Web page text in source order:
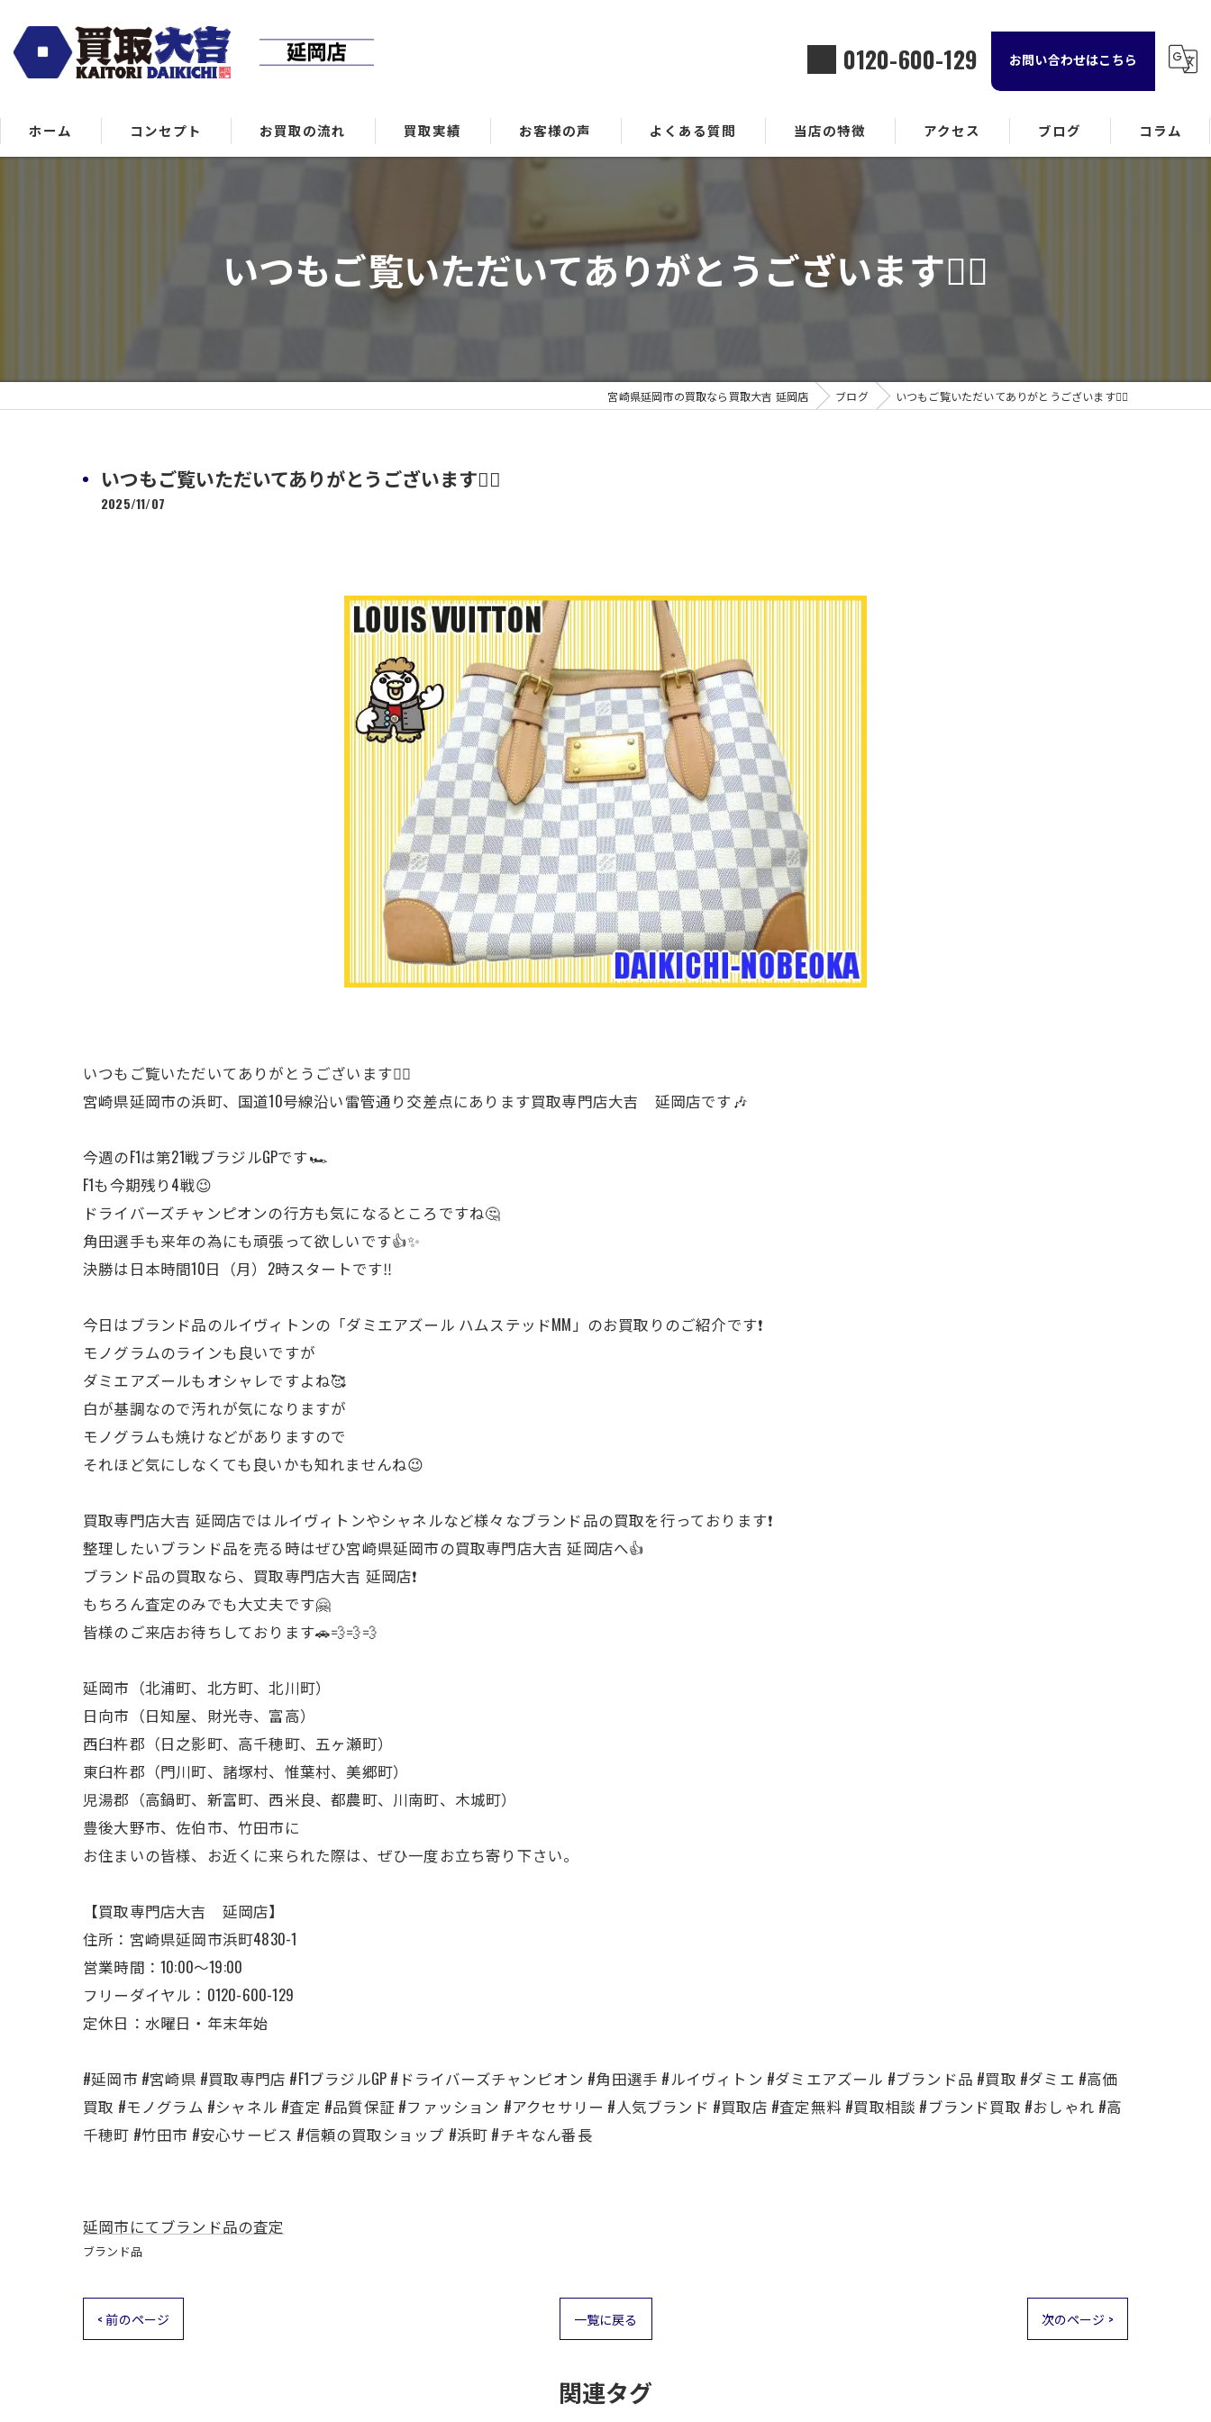
0120-600-129 お問い合わせはこちら
ホーム コンセプト お買取の流れ 買取実績 お客様の声 よくある質問 当店の特徴
時計
アクセス ブログ コラム
いつもご覧いただいてありがとうございます🙇‍♂️
宮崎県延岡市の買取なら買取大吉 延岡店 ブログ いつもご覧いただいてありがとうございます🙇‍♂️
いつもご覧いただいてありがとうございます🙇‍♂️
2025/11/07
いつもご覧いただいてありがとうございます🙇‍♂️
宮崎県延岡市の浜町、国道10号線沿い雷管通り交差点にあります買取専門店大吉 延岡店です🎶
今週のF1は第21戦ブラジルGPです🏎️
F1も今期残り4戦😉
ドライバーズチャンピオンの行方も気になるところですね🤔
角田選手も来年の為にも頑張って欲しいです👍✨
決勝は日本時間10日（月）2時スタートです‼️
今日はブランド品のルイヴィトンの「ダミエアズール ハムステッドMM」のお買取りのご紹介です❗
モノグラムのラインも良いですが
ダミエアズールもオシャレですよね🥰
白が基調なので汚れが気になりますが
モノグラムも焼けなどがありますので
それほど気にしなくても良いかも知れませんね😉
買取専門店大吉 延岡店ではルイヴィトンやシャネルなど様々なブランド品の買取を行っております❗
整理したいブランド品を売る時はぜひ宮崎県延岡市の買取専門店大吉 延岡店へ👍
ブランド品の買取なら、買取専門店大吉 延岡店❗
もちろん査定のみでも大丈夫です🤗
皆様のご来店お待ちしております🚗💨💨💨
延岡市（北浦町、北方町、北川町）
日向市（日知屋、財光寺、富高）
西臼杵郡（日之影町、高千穂町、五ヶ瀬町）
東臼杵郡（門川町、諸塚村、惟葉村、美郷町）
児湯郡（高鍋町、新富町、西米良、都農町、川南町、木城町）
豊後大野市、佐伯市、竹田市に
お住まいの皆様、お近くに来られた際は、ぜひ一度お立ち寄り下さい。
【買取専門店大吉 延岡店】
住所：宮崎県延岡市浜町4830-1
営業時間：10:00～19:00
フリーダイヤル：0120-600-129
定休日：水曜日・年末年始
#延岡市 #宮崎県 #買取専門店 #F1ブラジルGP #ドライバーズチャンピオン #角田選手 #ルイヴィトン #ダミエアズール #ブランド品 #買取 #ダミエ #高価
買取 #モノグラム #シャネル #査定 #品質保証 #ファッション #アクセサリー #人気ブランド #買取店 #査定無料 #買取相談 #ブランド買取 #おしゃれ #高
千穂町 #竹田市 #安心サービス #信頼の買取ショップ #浜町 #チキなん番長
延岡市にてブランド品の査定
ブランド品
< 前のページ 一覧に戻る 次のページ >
関連タグ